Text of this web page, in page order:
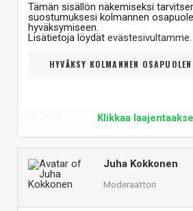
Tämän sisällön näkemiseksi
suostumuksesi kolmannen
hyväksymiseen.
Lisätietoja löydät evästesivultamme.
HYVÄKSY KOLMANNEN OSAPUOLEN
Klikkaa
Juha Kokkonen
Moderaattori